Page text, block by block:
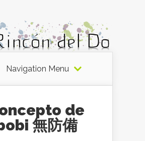
Navigation Menu
de
無防備